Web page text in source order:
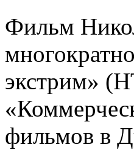
Фильм
экстрим»
фильмов в